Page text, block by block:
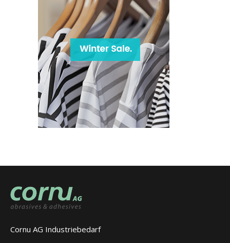
Cornu AG Industriebedarf